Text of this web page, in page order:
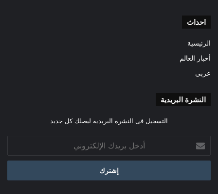
احداث
الرئيسية
أخبار العالم
عربى
النشرة البريدية
التسجيل فى النشرة البريدية ليصلك كل جديد
بريدك
الإلكتروني